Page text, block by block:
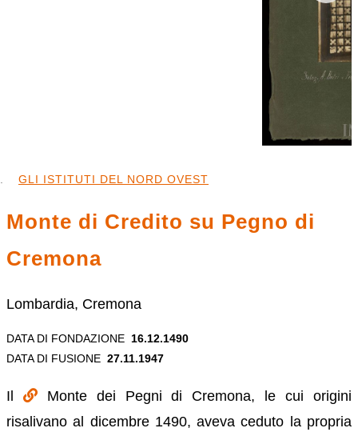
GLI ISTITUTI DEL NORD OVEST
Monte di Credito su Pegno di
Cremona
Lombardia, Cremona
DATA DI FONDAZIONE 16.12.1490
DATA DI FUSIONE 27.11.1947
Il
Monte dei Pegni di Cremona, le cui origini
risalivano al dicembre 1490, aveva ceduto la propria